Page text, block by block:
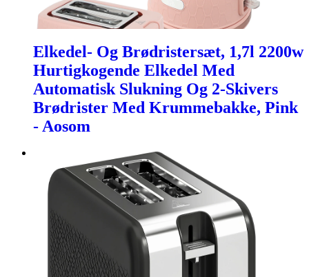
Elkedel- Og Brødristersæt, 1,7l 2200w
Hurtigkogende Elkedel Med
Automatisk Slukning Og 2-Skivers
Brødrister Med Krummebakke, Pink
- Aosom